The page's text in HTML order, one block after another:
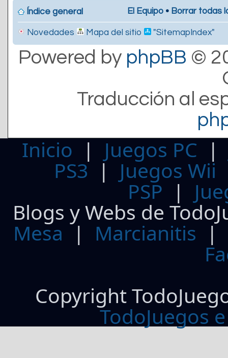
Índice general El Equipo • Borrar todas
Novedades Mapa del sitio "SitemapIndex"
Powered by phpBB ©
Traducción al
Inicio | Juegos PC
PS3| Juegos Wii
PSP |
Blogs y Webs de
Mesa | Marcianitis |
Copyright
TodoJuegos